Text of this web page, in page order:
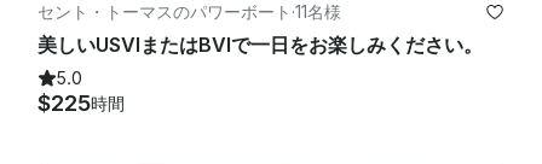
セント・トーマスのパワーボート ·11名様
美しいUSVIまたはBVIで一日をお楽しみください。
5.0
$225時間